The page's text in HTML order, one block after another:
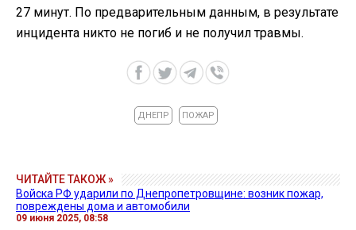
27 минут. По предварительным данным, в результате
инцидента никто не погиб и не получил травмы.
ДНЕПР ПОЖАР
ЧИТАЙТЕ ТАКОЖ »
Войска РФ ударили по Днепропетровщине: возник пожар,
повреждены дома и автомобили
09 июня 2025, 08:58